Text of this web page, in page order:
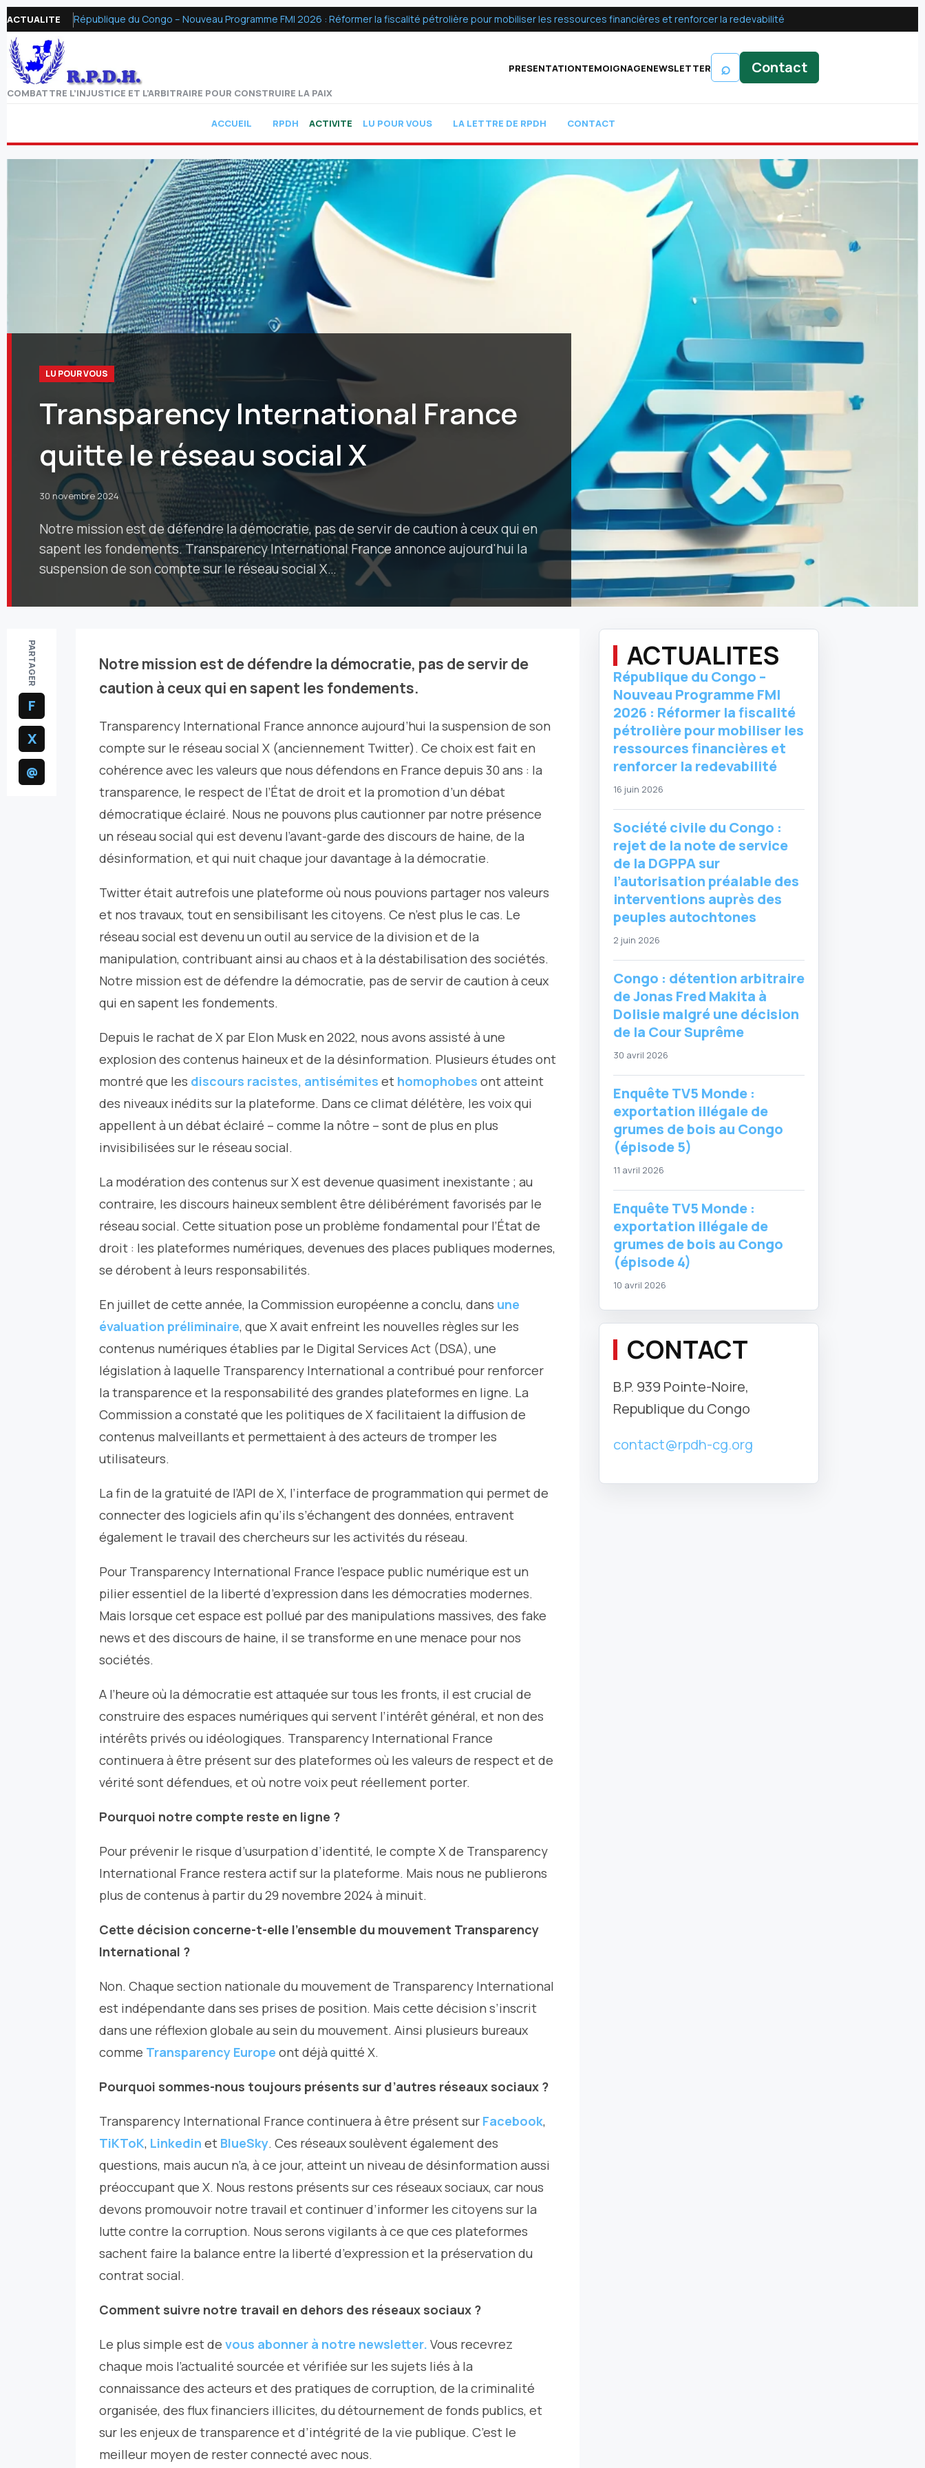
ACTUALITE République du Congo – Nouveau Programme FMI 2026 : Réformer la fiscalité pétrolière pour mobiliser les ressources financières et renforcer la redevabilité
COMBATTRE L’INJUSTICE ET L’ARBITRAIRE POUR CONSTRUIRE LA PAIX
PRESENTATIONTEMOIGNAGENEWSLETTER ⌕ Contact
ACCUEIL RPDH ACTIVITE LU POUR VOUS LA LETTRE DE RPDH CONTACT
LU POUR VOUS
Transparency International France
quitte le réseau social X
30 novembre 2024
Notre mission est de défendre la démocratie, pas de servir de caution à ceux qui en
sapent les fondements. Transparency International France annonce aujourd'hui la
suspension de son compte sur le réseau social X…
PARTAGER
F
X
@
Notre mission est de défendre la démocratie, pas de servir de
caution à ceux qui en sapent les fondements.
Transparency International France annonce aujourd’hui la suspension de son
compte sur le réseau social X (anciennement Twitter). Ce choix est fait en
cohérence avec les valeurs que nous défendons en France depuis 30 ans : la
transparence, le respect de l’État de droit et la promotion d’un débat
démocratique éclairé. Nous ne pouvons plus cautionner par notre présence
un réseau social qui est devenu l’avant-garde des discours de haine, de la
désinformation, et qui nuit chaque jour davantage à la démocratie.
Twitter était autrefois une plateforme où nous pouvions partager nos valeurs
et nos travaux, tout en sensibilisant les citoyens. Ce n’est plus le cas. Le
réseau social est devenu un outil au service de la division et de la
manipulation, contribuant ainsi au chaos et à la déstabilisation des sociétés.
Notre mission est de défendre la démocratie, pas de servir de caution à ceux
qui en sapent les fondements.
Depuis le rachat de X par Elon Musk en 2022, nous avons assisté à une
explosion des contenus haineux et de la désinformation. Plusieurs études ont
montré que les discours racistes, antisémites et homophobes ont atteint
des niveaux inédits sur la plateforme. Dans ce climat délétère, les voix qui
appellent à un débat éclairé – comme la nôtre – sont de plus en plus
invisibilisées sur le réseau social.
La modération des contenus sur X est devenue quasiment inexistante ; au
contraire, les discours haineux semblent être délibérément favorisés par le
réseau social. Cette situation pose un problème fondamental pour l’État de
droit : les plateformes numériques, devenues des places publiques modernes,
se dérobent à leurs responsabilités.
En juillet de cette année, la Commission européenne a conclu, dans une
évaluation préliminaire, que X avait enfreint les nouvelles règles sur les
contenus numériques établies par le Digital Services Act (DSA), une
législation à laquelle Transparency International a contribué pour renforcer
la transparence et la responsabilité des grandes plateformes en ligne. La
Commission a constaté que les politiques de X facilitaient la diffusion de
contenus malveillants et permettaient à des acteurs de tromper les
utilisateurs.
La fin de la gratuité de l’API de X, l’interface de programmation qui permet de
connecter des logiciels afin qu’ils s’échangent des données, entravent
également le travail des chercheurs sur les activités du réseau.
Pour Transparency International France l’espace public numérique est un
pilier essentiel de la liberté d’expression dans les démocraties modernes.
Mais lorsque cet espace est pollué par des manipulations massives, des fake
news et des discours de haine, il se transforme en une menace pour nos
sociétés.
A l’heure où la démocratie est attaquée sur tous les fronts, il est crucial de
construire des espaces numériques qui servent l’intérêt général, et non des
intérêts privés ou idéologiques. Transparency International France
continuera à être présent sur des plateformes où les valeurs de respect et de
vérité sont défendues, et où notre voix peut réellement porter.
Pourquoi notre compte reste en ligne ?
Pour prévenir le risque d’usurpation d’identité, le compte X de Transparency
International France restera actif sur la plateforme. Mais nous ne publierons
plus de contenus à partir du 29 novembre 2024 à minuit.
Cette décision concerne-t-elle l’ensemble du mouvement Transparency
International ?
Non. Chaque section nationale du mouvement de Transparency International
est indépendante dans ses prises de position. Mais cette décision s’inscrit
dans une réflexion globale au sein du mouvement. Ainsi plusieurs bureaux
comme Transparency Europe ont déjà quitté X.
Pourquoi sommes-nous toujours présents sur d’autres réseaux sociaux ?
Transparency International France continuera à être présent sur Facebook,
TiKToK, Linkedin et BlueSky. Ces réseaux soulèvent également des
questions, mais aucun n’a, à ce jour, atteint un niveau de désinformation aussi
préoccupant que X. Nous restons présents sur ces réseaux sociaux, car nous
devons promouvoir notre travail et continuer d’informer les citoyens sur la
lutte contre la corruption. Nous serons vigilants à ce que ces plateformes
sachent faire la balance entre la liberté d’expression et la préservation du
contrat social.
Comment suivre notre travail en dehors des réseaux sociaux ?
Le plus simple est de vous abonner à notre newsletter. Vous recevrez
chaque mois l’actualité sourcée et vérifiée sur les sujets liés à la
connaissance des acteurs et des pratiques de corruption, de la criminalité
organisée, des flux financiers illicites, du détournement de fonds publics, et
sur les enjeux de transparence et d’intégrité de la vie publique. C’est le
meilleur moyen de rester connecté avec nous.
ACTUALITES
République du Congo –
Nouveau Programme FMI
2026 : Réformer la fiscalité
pétrolière pour mobiliser les
ressources financières et
renforcer la redevabilité
16 juin 2026
Société civile du Congo :
rejet de la note de service
de la DGPPA sur
l’autorisation préalable des
interventions auprès des
peuples autochtones
2 juin 2026
Congo : détention arbitraire
de Jonas Fred Makita à
Dolisie malgré une décision
de la Cour Suprême
30 avril 2026
Enquête TV5 Monde :
exportation illégale de
grumes de bois au Congo
(épisode 5)
11 avril 2026
Enquête TV5 Monde :
exportation illégale de
grumes de bois au Congo
(épisode 4)
10 avril 2026
CONTACT
B.P. 939 Pointe-Noire,
Republique du Congo
contact@rpdh-cg.org